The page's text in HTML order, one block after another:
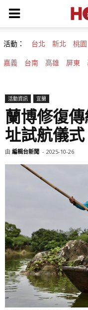
活動： 台北 新北 桃園
嘉義 台南 高雄 屏東
活動資訊 宜蘭
蘭博修復
址試航儀式
由 編輯台新聞 - 2025-10-26